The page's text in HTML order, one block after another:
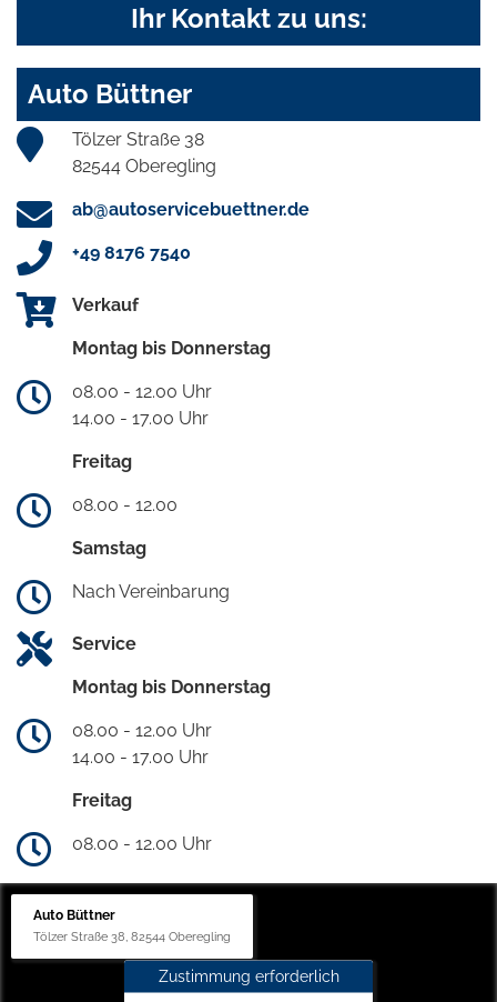
Ihr Kontakt zu uns:
Auto Büttner
Tölzer Straße 38
82544 Oberegling
ab@autoservicebuettner.de
+49 8176 7540
Verkauf
Montag bis Donnerstag
08.00 - 12.00 Uhr
14.00 - 17.00 Uhr
Freitag
08.00 - 12.00
Samstag
Nach Vereinbarung
Service
Montag bis Donnerstag
08.00 - 12.00 Uhr
14.00 - 17.00 Uhr
Freitag
08.00 - 12.00 Uhr
Auto Büttner
Tölzer Straße 38, 82544 Oberegling
Zustimmung erforderlich